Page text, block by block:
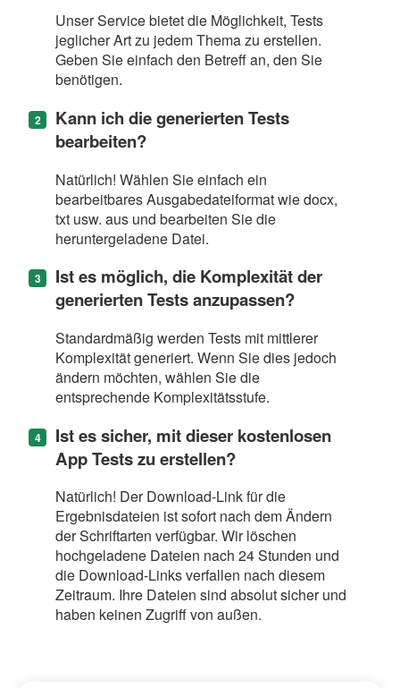
Unser Service bietet die Möglichkeit, Tests
jeglicher Art zu jedem Thema zu erstellen.
Geben Sie einfach den Betreff an, den Sie
benötigen.
Kann ich die generierten Tests
bearbeiten?
Natürlich! Wählen Sie einfach ein
bearbeitbares Ausgabedateiformat wie docx,
txt usw. aus und bearbeiten Sie die
heruntergeladene Datei.
Ist es möglich, die Komplexität der
generierten Tests anzupassen?
Standardmäßig werden Tests mit mittlerer
Komplexität generiert. Wenn Sie dies jedoch
ändern möchten, wählen Sie die
entsprechende Komplexitätsstufe.
Ist es sicher, mit dieser kostenlosen
App Tests zu erstellen?
Natürlich! Der Download-Link für die
Ergebnisdateien ist sofort nach dem Ändern
der Schriftarten verfügbar. Wir löschen
hochgeladene Dateien nach 24 Stunden und
die Download-Links verfallen nach diesem
Zeitraum. Ihre Dateien sind absolut sicher und
haben keinen Zugriff von außen.